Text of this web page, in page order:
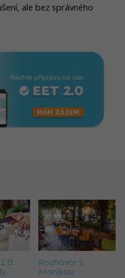
ale bez správného
Rozhovor s
Monikou